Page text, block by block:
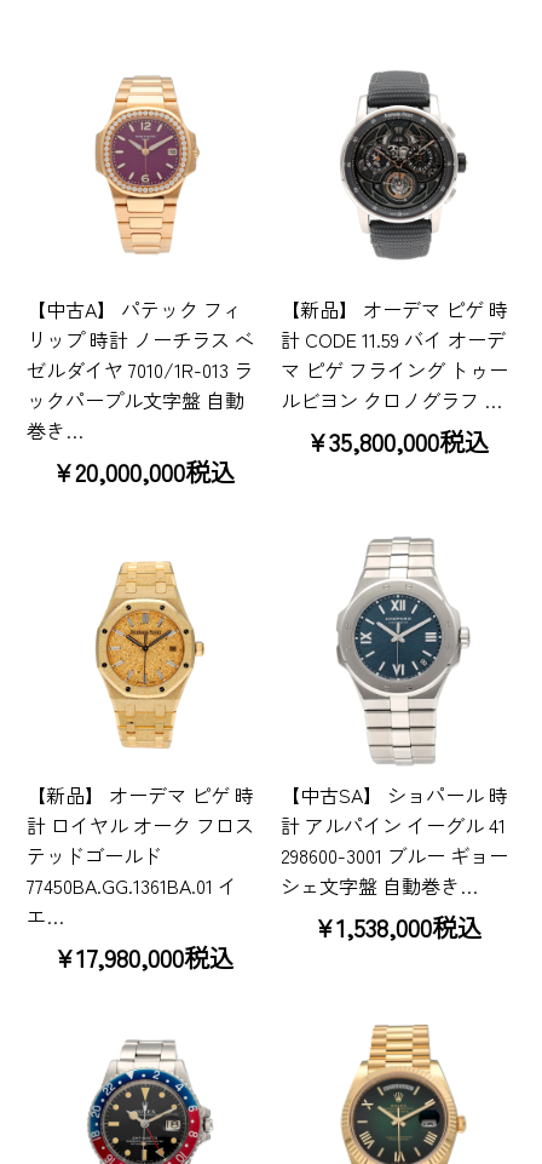
【中古A】 パテック フィ
リップ 時計 ノーチラス ベ
ゼルダイヤ 7010/1R-013 ラ
ックパープル文字盤 自動
巻き…
¥20,000,000税込
【新品】 オーデマ ピゲ 時
計 CODE 11.59 バイ オーデ
マ ピゲ フライング トゥー
ルビヨン クロノグラフ …
¥35,800,000税込
【新品】 オーデマ ピゲ 時
計 ロイヤル オーク フロス
テッドゴールド
77450BA.GG.1361BA.01 イ
エ…
¥17,980,000税込
【中古SA】 ショパール 時
計 アルパイン イーグル 41
298600-3001 ブルー ギョー
シェ文字盤 自動巻き…
¥1,538,000税込